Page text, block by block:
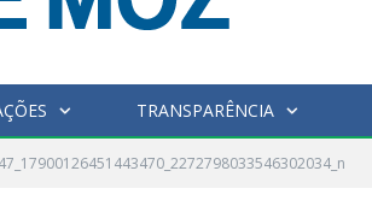
TRANSPARÊNCIA